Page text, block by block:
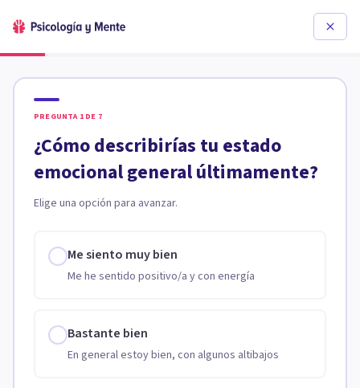
PREGUNTA 1 DE 7
¿Cómo describirías tu estado
emocional general últimamente?
Elige una opción para avanzar.
Me siento muy bien
Me he sentido positivo/a y con energía
Bastante bien
En general estoy bien, con algunos altibajos